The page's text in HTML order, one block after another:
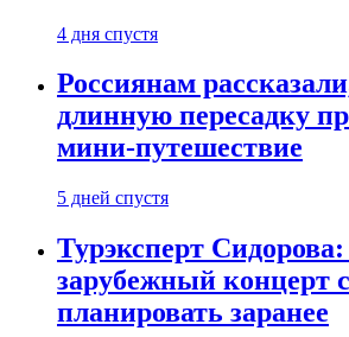
4 дня спустя
Россиянам
длинную пересадку
мини-путешествие
5 дней спустя
Турэксперт
зарубежный концерт
планировать заранее